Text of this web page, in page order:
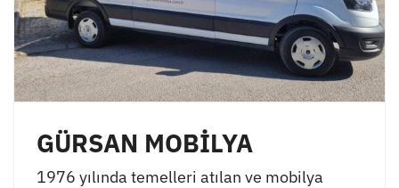
GÜRSAN MOBİLYA
1976 yılında temelleri atılan ve mobilya